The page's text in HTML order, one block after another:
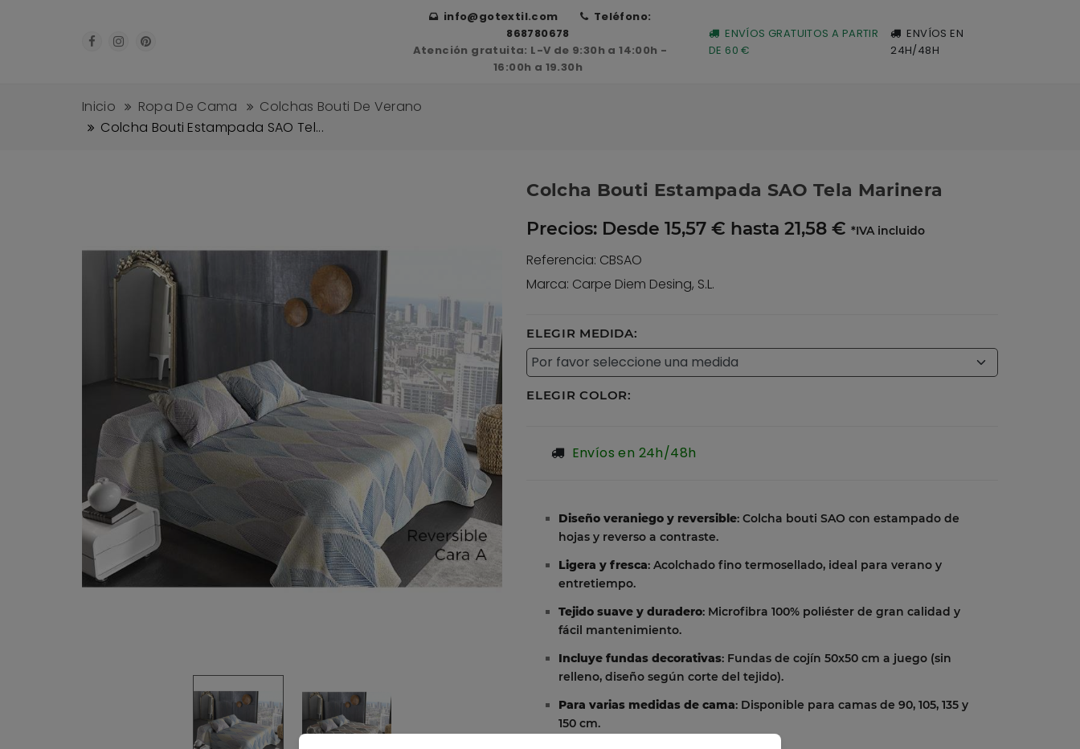
info@gotextil.com
Teléfono:
868780678
Atención gratuita: L-V de 9:30h a 14:00h -
16:00h a 19.30h
ENVÍOS GRATUITOS A PARTIR
DE 60 €
ENVÍOS EN
24H/48H
Inicio Ropa De Cama
Colchas Bouti De Verano
Colcha Bouti Estampada SAO Tel...
Colcha Bouti Estampada SAO Tela Marinera
Precios: Desde 15,57 € hasta 21,58 € *IVA incluido
Referencia: CBSAO
Marca: Carpe Diem Desing, S.L.
ELEGIR MEDIDA:
ELEGIR COLOR:
Envíos en 24h/48h
Diseño veraniego y reversible: Colcha bouti SAO con estampado de
hojas y reverso a contraste.
Ligera y fresca: Acolchado fino termosellado, ideal para verano y
entretiempo.
Tejido suave y duradero: Microfibra 100% poliéster de gran calidad y
fácil mantenimiento.
Incluye fundas decorativas: Fundas de cojín 50x50 cm a juego (sin
relleno, diseño según corte del tejido).
Para varias medidas de cama: Disponible para camas de 90, 105, 135 y
150 cm.